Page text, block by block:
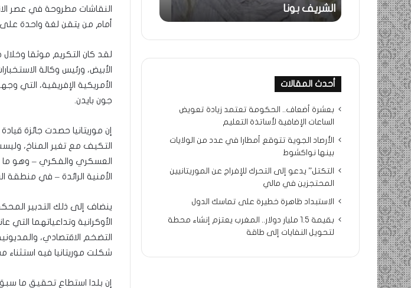
النقاشات مطروحة في عصر
أمام من يتقن لغة واحدة على
لقد كان التكريم موثقا
الأبيض، ورئيس وكالة
جون بايدن.
إن موريتانيا حصدت جائزة
التكيف مع تغير المناخ،
العسكري والفكري – وهو ما
الأمنية الرائدة – في منطقة
الأوكرانية وتداعياتهما
التضخم الاقتصادي،
شكلت موريتانيا فيه استثناء
إن بلدا استطاع تحقيق ما سبق
بونا
الشريف بونا
جميعا…/ الشيخ التراد محمد
أحدث المقالات
بعشرة أضعاف.. الحكومة تعتمد زيادة تعويض
الساعات الإضافية لأساتذة التعليم
الأرصاد الجوية تتوقع أمطارا في عدد من الولايات
بينها نواكشوط
التكتل” يدعو إلى التحرك للإفراج عن الموريتانيين
المحتجزين في مالي
الاستبداد ظاهرة خطيرة على تماسك الدول
بقيمة 1.5 مليار دولار.. المغرب يعتزم إنشاء محطة
لتحويل النفايات إلى طاقة